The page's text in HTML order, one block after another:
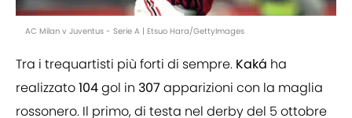
AC Milan v Juventus - Serie A | Etsuo Hara/GettyImages
Tra i trequartisti più forti di sempre. Kaká ha
realizzato104gol in 307 apparizioni con la maglia
rossonero. Il primo, di testa nel derby del 5 ottobre